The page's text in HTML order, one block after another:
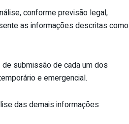
conforme previsão legal,
as informações descritas como
submissão de cada um dos
e emergencial.
das demais informações